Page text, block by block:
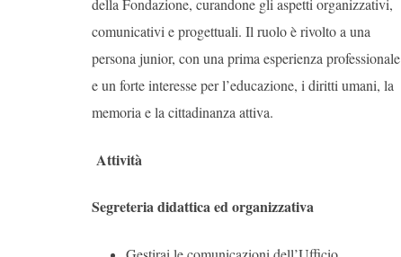
della Fondazione, curandone gli aspetti organizzativi,
comunicativi e progettuali. Il ruolo è rivolto a una
persona junior, con una prima esperienza professionale
e un forte interesse per l’educazione, i diritti umani, la
memoria e la cittadinanza attiva.
Attività
Segreteria didattica ed organizzativa